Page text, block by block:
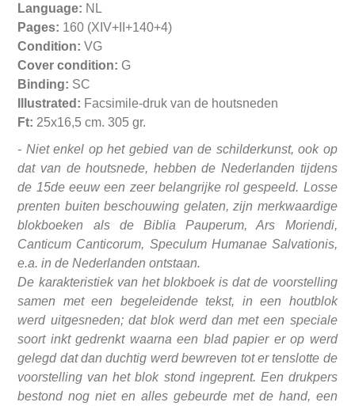
Language: NL
Pages: 160 (XIV+II+140+4)
Condition: VG
Cover condition: G
Binding: SC
Illustrated: Facsimile-druk van de houtsneden
Ft: 25x16,5 cm. 305 gr.
- Niet enkel op het gebied van de schilderkunst, ook op
dat van de houtsnede, hebben de Nederlanden tijdens
de 15de eeuw een zeer belangrijke rol gespeeld. Losse
prenten buiten beschouwing gelaten, zijn merkwaardige
blokboeken als de Biblia Pauperum, Ars Moriendi,
Canticum Canticorum, Speculum Humanae Salvationis,
e.a. in de Nederlanden ontstaan.
De karakteristiek van het blokboek is dat de voorstelling
samen met een begeleidende tekst, in een houtblok
werd uitgesneden; dat blok werd dan met een speciale
soort inkt gedrenkt waarna een blad papier er op werd
gelegd dat dan duchtig werd bewreven tot er tenslotte de
voorstelling van het blok stond ingeprent. Een drukpers
bestond nog niet en alles gebeurde met de hand, een